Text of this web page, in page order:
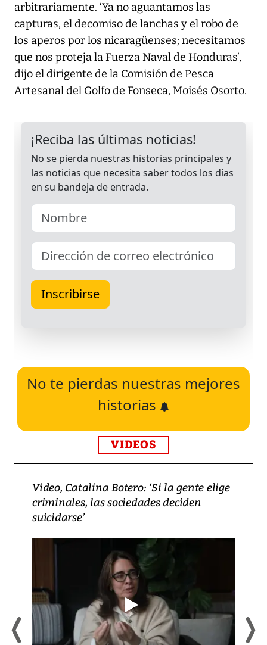
arbitrariamente. ‘Ya no aguantamos las
capturas, el decomiso de lanchas y el robo de
los aperos por los nicaragüenses; necesitamos
que nos proteja la Fuerza Naval de Honduras’,
dijo el dirigente de la Comisión de Pesca
Artesanal del Golfo de Fonseca, Moisés Osorto.
No te pierdas nuestras mejores
historias
VIDEOS
Video, Catalina Botero: ‘Si la gente elige
criminales, las sociedades deciden
suicidarse’